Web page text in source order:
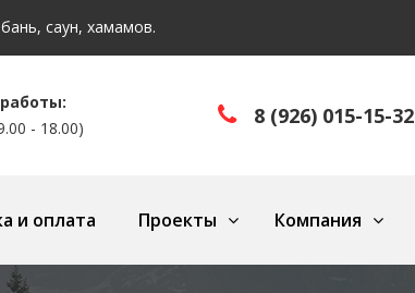
саун, хамамов.
- 18.00)
8 (926) 015-15-32
и оплата Проекты Компания